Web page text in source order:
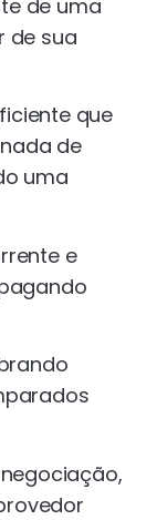
de uma
de sua
que
de
uma
e